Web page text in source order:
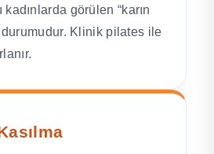
kadınlarda görülen “karın
durumudur. Klinik pilates ile